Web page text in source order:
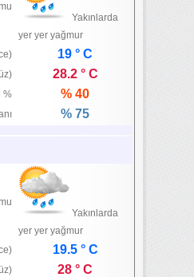
Yakınlarda
yer yer yağmur
19 ° C
28.2 ° C
% % 40
% 75
Yakınlarda
yer yer yağmur
19.5 ° C
28 ° C